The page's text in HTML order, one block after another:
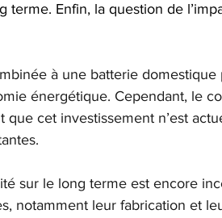
terme. Enfin, la question de
à une batterie
énergétique. Cependant, le
cet investissement n’est
sur le long terme est encore
notamment leur fabrication et